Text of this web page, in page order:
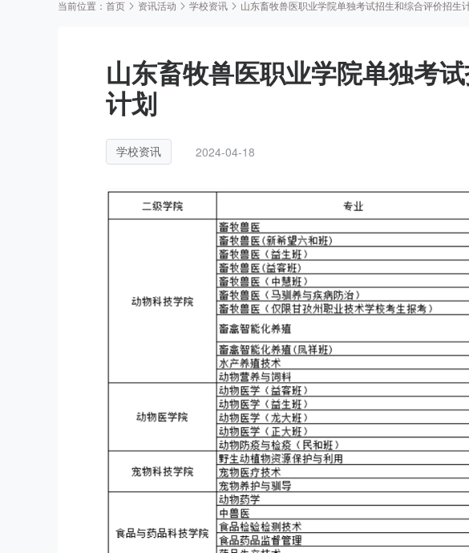
当前位置： 首页 资讯活动 学校资讯 山东畜牧兽医职业学院单独考试招生和综合评价招生
山东畜牧兽医职业学院单独考
计划
学校资讯 2024-04-18